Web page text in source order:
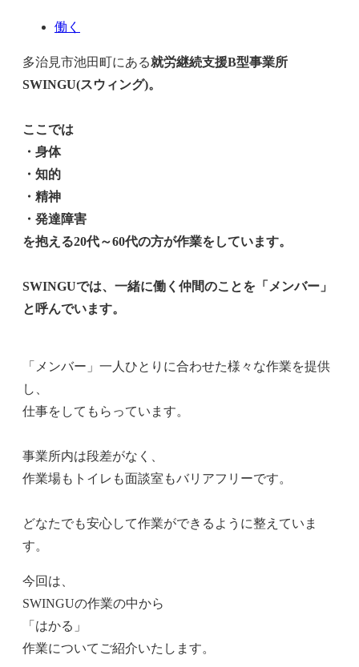
働く
多治見市池田町にある就労継続支援B型事業所
SWINGU(スウィング)。
ここでは
・身体
・知的
・精神
・発達障害
を抱える20代～60代の方が作業をしています。
SWINGUでは、一緒に働く仲間のことを「メンバー」
と呼んでいます。
「メンバー」一人ひとりに合わせた様々な作業を提供
し、
仕事をしてもらっています。
事業所内は段差がなく、
作業場もトイレも面談室もバリアフリーです。
どなたでも安心して作業ができるように整えていま
す。
今回は、
SWINGUの作業の中から
「はかる」
作業についてご紹介いたします。